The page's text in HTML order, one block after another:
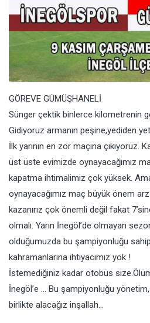
GÖREVE GÜMÜŞHANELİ
Sünger çektik binlerce kilometrenin
Gidiyoruz armanın peşine,yediden
İlk yarının en zor maçına çıkıyoruz.
üst üste evimizde oynayacağımız
kapatma ihtimalimiz çok yüksek.
oynayacağımız maç büyük önem
kazanırız çok önemli değil fakat
olmalı. Yarın İnegöl’de olmayan
olduğumuzda bu şampiyonluğu
kahramanlarına ihtiyacımız yok !
İstemediğiniz kadar otobüs
İnegöl’e … Bu şampiyonluğu
birlikte alacağız inşallah…